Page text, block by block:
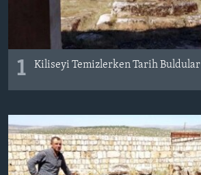
HAYATTAN
BIZI TAKIP EDIN
Diller
1 Kiliseyi Temizlerken Tarih Buldular